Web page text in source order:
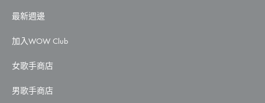
最新週邊
加入WOW Club
女歌手商店
男歌手商店